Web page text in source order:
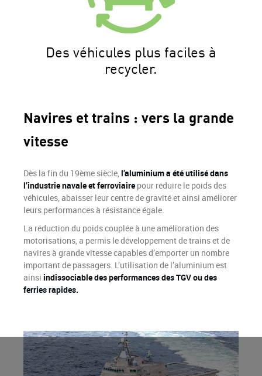
Des véhicules plus faciles à
recycler.
Navires et trains : vers la grande
vitesse
Dès la fin du 19ème siècle, l’aluminium a été utilisé dans
l’industrie navale et ferroviaire pour réduire le poids des
véhicules, abaisser leur centre de gravité et ainsi améliorer
leurs performances à résistance égale.
La réduction du poids couplée à une amélioration des
motorisations, a permis le développement de trains et de
navires à grande vitesse capables d’emporter un nombre
important de passagers. L’utilisation de l’aluminium est
ainsi indissociable des performances des TGV ou des
ferries rapides.